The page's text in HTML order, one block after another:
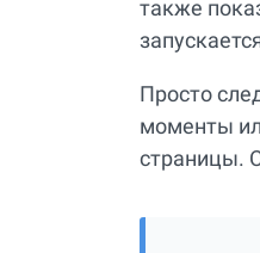
также
Просто
моменты
страницы.